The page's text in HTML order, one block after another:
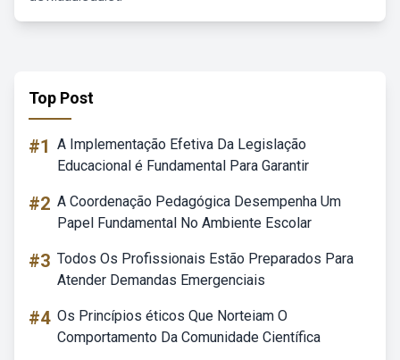
Top Post
#1 A Implementação Efetiva Da Legislação
Educacional é Fundamental Para Garantir
#2 A Coordenação Pedagógica Desempenha Um
Papel Fundamental No Ambiente Escolar
#3 Todos Os Profissionais Estão Preparados Para
Atender Demandas Emergenciais
#4 Os Princípios éticos Que Norteiam O
Comportamento Da Comunidade Científica